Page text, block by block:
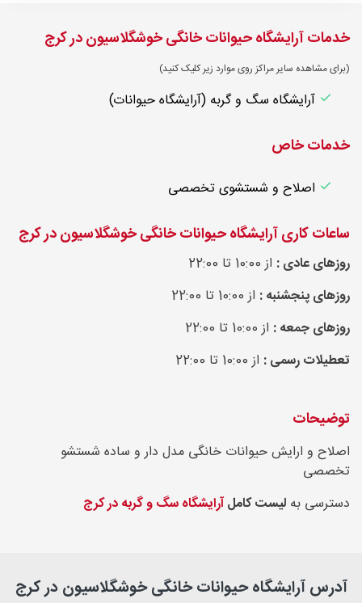
خدمات آرایشگاه حیوانات خانگی خوشگلاسیون در کرج
(برای مشاهده سایر مراکز روی موارد زیر کلیک کنید)
آرایشگاه سگ و گربه (آرایشگاه حیوانات)
خدمات خاص
اصلاح و شستشوی تخصصی
ساعات کاری آرایشگاه حیوانات خانگی خوشگلاسیون در کرج
روزهای عادی : از 10:00 تا 22:00
روزهای پنجشنبه : از 10:00 تا 22:00
روزهای جمعه : از 10:00 تا 22:00
تعطیلات رسمی : از 10:00 تا 22:00
توضیحات
اصلاح و ارایش حیوانات خانگی مدل دار و ساده شستشو
تخصصی
دسترسی به لیست کاملآرایشگاه سگ و گربه در کرج
آدرس آرایشگاه حیوانات خانگی خوشگلاسیون در کرج